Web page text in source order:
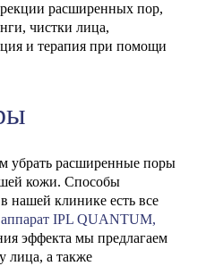
расширенных пор,
чистки лица,
и терапия при помощи
убрать расширенные поры
кожи. Способы
нашей клинике есть все
аппарат IPL QUANTUM,
эффекта мы предлагаем
лица, а также